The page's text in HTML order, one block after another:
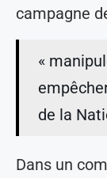
campagne
«
de la
Dans un